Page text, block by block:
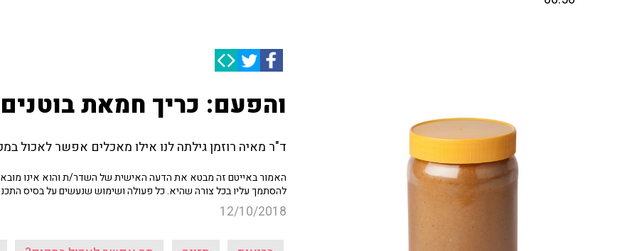
והפעם: כריך חמאת בוטנים
ד"ר מאיה רוזמן גילתה לנו אילו מאכלים אפשר לאכול
האמור באייטם זה מבטא את הדעה האישית של השדר/ת והוא אינו
להסתמך עליו בכל צורה שהיא. כל פעולה ושימוש שנעשים על בסיס
12/10/2018